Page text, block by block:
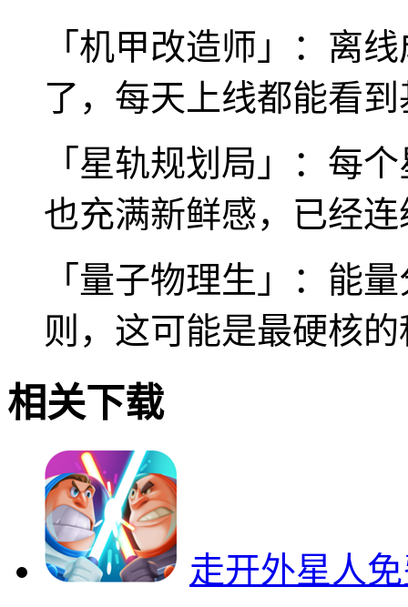
「机甲改造师」：离
了，每天上线都能看
「星轨规划局」：每
也充满新鲜感，已经
「量子物理生」：能
则，这可能是最硬核
相关下载
走开外星人